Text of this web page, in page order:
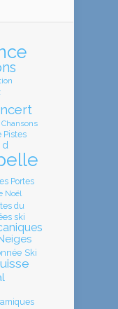
Pistes
d
Portes
Noël
du
ski
Ski